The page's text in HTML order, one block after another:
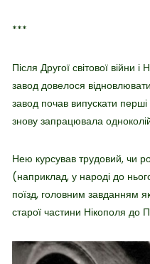
***
Після Другої світової війни
завод довелося
завод почав випускати перші
знову запрацювала
Нею курсував трудовий, чи
(наприклад, у народі до
поїзд, головним завданням
старої частини Нікополя до